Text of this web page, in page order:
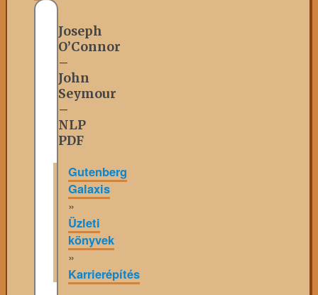
Joseph
O’Connor
–
John
Seymour
–
NLP
PDF
Gutenberg
Galaxis
»
Üzleti
könyvek
»
Karrierépítés